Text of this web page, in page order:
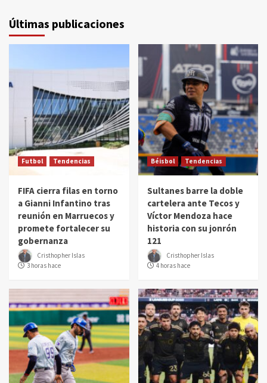
Últimas publicaciones
Futbol Tendencias
FIFA cierra filas en torno
a Gianni Infantino tras
reunión en Marruecos y
promete fortalecer su
gobernanza
Cristhopher Islas
3 horas hace
Béisbol Tendencias
Sultanes barre la doble
cartelera ante Tecos y
Víctor Mendoza hace
historia con su jonrón
121
Cristhopher Islas
4 horas hace